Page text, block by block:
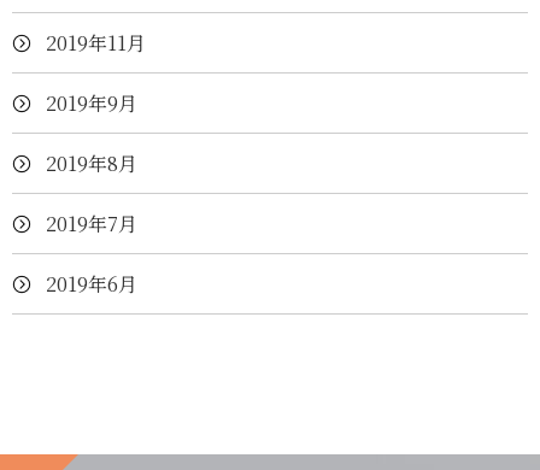
2019年11月
2019年9月
2019年8月
2019年7月
2019年6月